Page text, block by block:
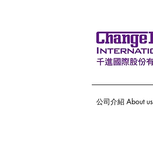
公司介紹 About us